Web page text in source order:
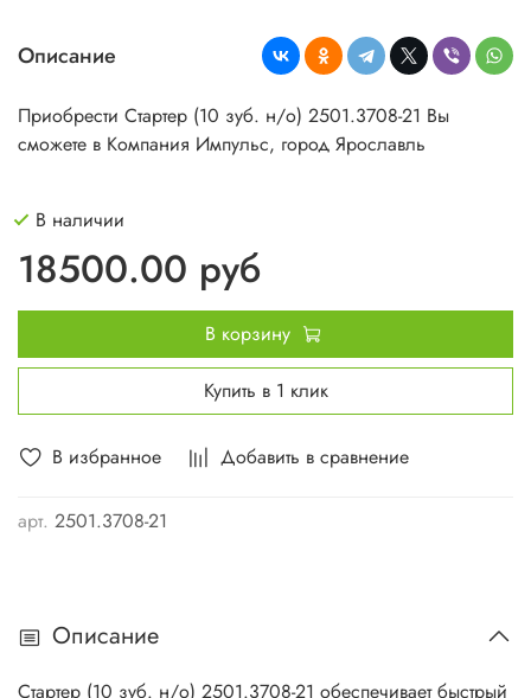
В избранное Добавить в сравнение
арт. 2501.3708-21
Описание
Приобрести Стартер (10 зуб. н/о) 2501.3708-21 Вы
сможете в Компания Импульс, город Ярославль
В наличии
18500.00 руб
В корзину
Купить в 1 клик
Описание
Стартер (10 зуб. н/о) 2501.3708-21 обеспечивает быстрый